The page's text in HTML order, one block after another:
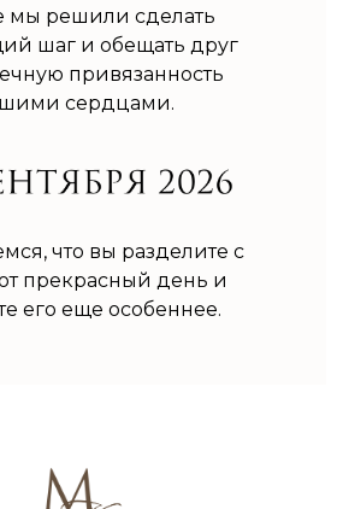
мы решили сделать
шаг и обещать друг
привязанность
сердцами.
что вы разделите с
прекрасный день и
его еще особеннее.